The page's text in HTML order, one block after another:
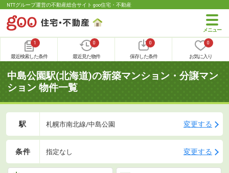
NTTグループ運営の不動産総合サイト goo住宅・不動産
1
最近検索した条件
0
最近見た物件
0
保存した条件
0
お気に入り
中島公園駅(北海道)の新築マンション・分譲マン
ション 物件一覧
駅 札幌市南北線/中島公園 変更する
条件 指定なし 変更する